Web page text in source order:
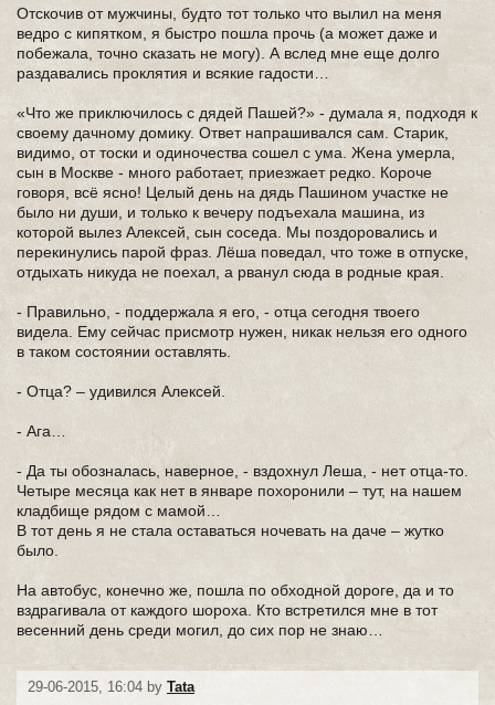
Отскочив от мужчины, будто тот только что вылил на меня
ведро с кипятком, я быстро пошла прочь (а может даже и
побежала, точно сказать не могу). А вслед мне еще долго
раздавались проклятия и всякие гадости…
«Что же приключилось с дядей Пашей?» - думала я, подходя к
своему дачному домику. Ответ напрашивался сам. Старик,
видимо, от тоски и одиночества сошел с ума. Жена умерла,
сын в Москве - много работает, приезжает редко. Короче
говоря, всё ясно! Целый день на дядь Пашином участке не
было ни души, и только к вечеру подъехала машина, из
которой вылез Алексей, сын соседа. Мы поздоровались и
перекинулись парой фраз. Лёша поведал, что тоже в отпуске,
отдыхать никуда не поехал, а рванул сюда в родные края.
- Правильно, - поддержала я его, - отца сегодня твоего
видела. Ему сейчас присмотр нужен, никак нельзя его одного
в таком состоянии оставлять.
- Отца? – удивился Алексей.
- Ага…
- Да ты обозналась, наверное, - вздохнул Леша, - нет отца-то.
Четыре месяца как нет в январе похоронили – тут, на нашем
кладбище рядом с мамой…
В тот день я не стала оставаться ночевать на даче – жутко
было.
На автобус, конечно же, пошла по обходной дороге, да и то
вздрагивала от каждого шороха. Кто встретился мне в тот
весенний день среди могил, до сих пор не знаю…
29-06-2015, 16:04 by Tata